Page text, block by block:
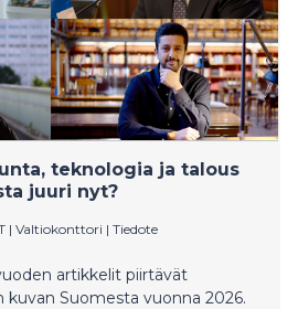
teknologia ja talous
juuri nyt?
| Valtiokonttori | Tiedote
artikkelit piirtävät
kuvan Suomesta vuonna 2026.